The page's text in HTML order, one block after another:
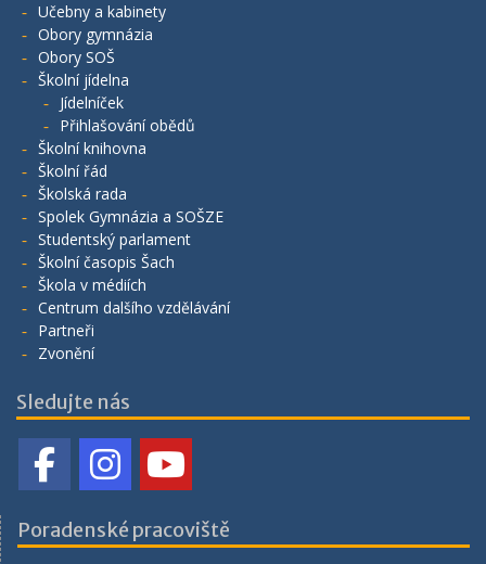
Učebny a kabinety
Obory gymnázia
Obory SOŠ
Školní jídelna
Jídelníček
Přihlašování obědů
Školní knihovna
Školní řád
Školská rada
Spolek Gymnázia a SOŠZE
Studentský parlament
Školní časopis Šach
Škola v médiích
Centrum dalšího vzdělávání
Partneři
Zvonění
Sledujte nás
Poradenské pracoviště